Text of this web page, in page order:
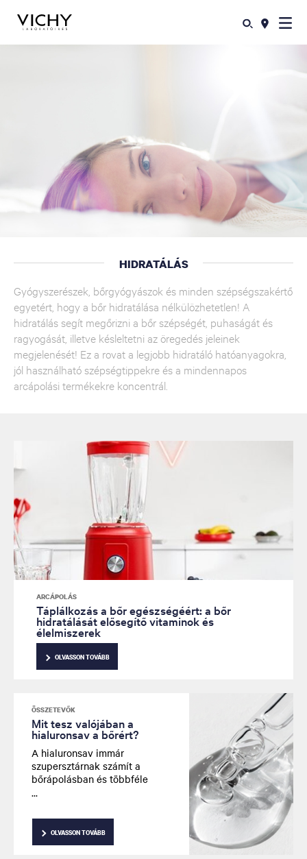
HIDRATÁLÁS
Gyógyszerészek, bőrgyógyászok és minden szépségszakértő
egyetért, hogy a bőr hidratálása nélkülözhetetlen! A
hidratálás segít megőrizni a bőr szépségét, puhaságát és
ragyogását, illetve késleltetni az öregedés jeleinek
megjelenését! Ez a rovat a legjobb hidratáló hatóanyagokra,
jól használható szépségtippekre és a mindennapos
arcápolási termékekre koncentrál.
ARCÁPOLÁS
Táplálkozás a bőr egészségéért: a bőr
hidratálását elősegítő vitaminok és
élelmiszerek
OLVASSON TOVÁBB
ÖSSZETEVŐK
Mit tesz valójában a
hialuronsav a bőrért?
A hialuronsav immár
szupersztárnak számít a
bőrápolásban és többféle
készítményben megtalálható,
gazdag hidratálókig. De a
felhajtáson túl, mit tesz
valójában ez az összetevő a
OLVASSON TOVÁBB